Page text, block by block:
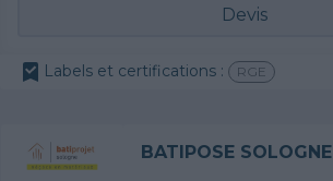
Devis
Labels et certifications : RGE
BATIPOSE SOLOGNE